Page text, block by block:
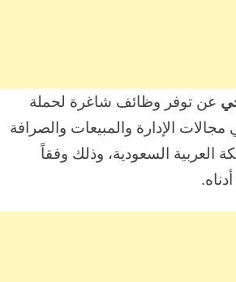
عن توفر وظائف شاغرة لحملة
الإدارة والمبيعات والصرافة
العربية السعودية، وذلك وفقاً